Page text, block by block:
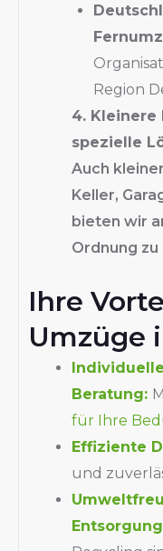
Region
4. Kleinere
spezielle
Auch
Keller,
bieten wir
Ordnung
Ihre
Umzüge
Individuelle
Beratung:
für Ihre
Effiziente
und